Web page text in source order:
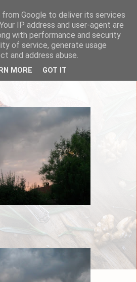
Google to deliver its services
IP address and user-agent are
with performance and security
of service, generate usage
and address abuse.
MORE GOT IT